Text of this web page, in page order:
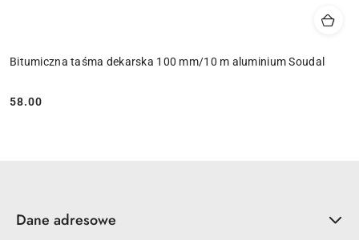
Bitumiczna taśma dekarska 100 mm/10 m aluminium Soudal
Cena:
58.00
Dane adresowe